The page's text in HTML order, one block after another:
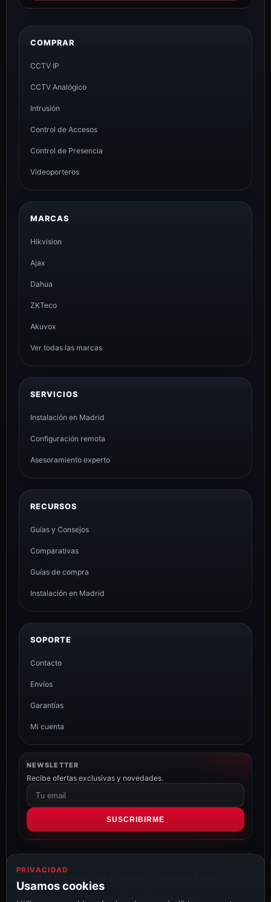
COMPRAR
CCTV IP
CCTV Analógico
Intrusión
Control de Accesos
Control de Presencia
Videoporteros
MARCAS
Hikvision
Ajax
Dahua
ZKTeco
Akuvox
Ver todas las marcas
SERVICIOS
Instalación en Madrid
Configuración remota
Asesoramiento experto
RECURSOS
Guías y Consejos
Comparativas
Guías de compra
Instalación en Madrid
SOPORTE
Contacto
Envíos
Garantías
Mi cuenta
NEWSLETTER
Recibe ofertas exclusivas y novedades.
Correo
electrónico
SUSCRIBIRME
PRIVACIDAD
Usamos cookies